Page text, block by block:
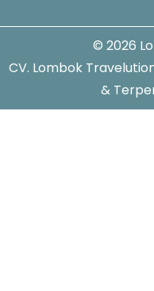
© 2026
CV. Lombok
&